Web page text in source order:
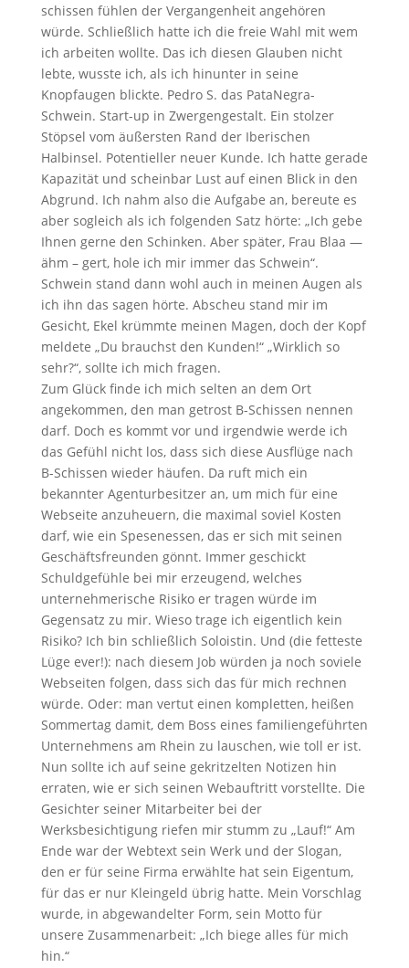
schissen fühlen der Vergangenheit angehören
würde. Schließlich hatte ich die freie Wahl mit wem
ich arbeiten wollte. Das ich diesen Glauben nicht
lebte, wusste ich, als ich hinunter in seine
Knopfaugen blickte. Pedro S. das PataNegra-
Schwein. Start-up in Zwergengestalt. Ein stolzer
Stöpsel vom äußersten Rand der Iberischen
Halbinsel. Potentieller neuer Kunde. Ich hatte gerade
Kapazität und scheinbar Lust auf einen Blick in den
Abgrund. Ich nahm also die Aufgabe an, bereute es
aber sogleich als ich folgenden Satz hörte: „Ich gebe
Ihnen gerne den Schinken. Aber später, Frau Blaa —
ähm – gert, hole ich mir immer das Schwein“.
Schwein stand dann wohl auch in meinen Augen als
ich ihn das sagen hörte. Abscheu stand mir im
Gesicht, Ekel krümmte meinen Magen, doch der Kopf
meldete „Du brauchst den Kunden!“ „Wirklich so
sehr?“, sollte ich mich fragen.
Zum Glück finde ich mich selten an dem Ort
angekommen, den man getrost B-Schissen nennen
darf. Doch es kommt vor und irgendwie werde ich
das Gefühl nicht los, dass sich diese Ausflüge nach
B-Schissen wieder häufen. Da ruft mich ein
bekannter Agenturbesitzer an, um mich für eine
Webseite anzuheuern, die maximal soviel Kosten
darf, wie ein Spesenessen, das er sich mit seinen
Geschäftsfreunden gönnt. Immer geschickt
Schuldgefühle bei mir erzeugend, welches
unternehmerische Risiko er tragen würde im
Gegensatz zu mir. Wieso trage ich eigentlich kein
Risiko? Ich bin schließlich Soloistin. Und (die fetteste
Lüge ever!): nach diesem Job würden ja noch soviele
Webseiten folgen, dass sich das für mich rechnen
würde. Oder: man vertut einen kompletten, heißen
Sommertag damit, dem Boss eines familiengeführten
Unternehmens am Rhein zu lauschen, wie toll er ist.
Nun sollte ich auf seine gekritzelten Notizen hin
erraten, wie er sich seinen Webauftritt vorstellte. Die
Gesichter seiner Mitarbeiter bei der
Werksbesichtigung riefen mir stumm zu „Lauf!“ Am
Ende war der Webtext sein Werk und der Slogan,
den er für seine Firma erwählte hat sein Eigentum,
für das er nur Kleingeld übrig hatte. Mein Vorschlag
wurde, in abgewandelter Form, sein Motto für
unsere Zusammenarbeit: „Ich biege alles für mich
hin.“